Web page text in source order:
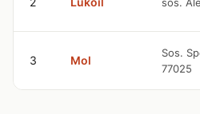
3 Mol
Sos.
77025